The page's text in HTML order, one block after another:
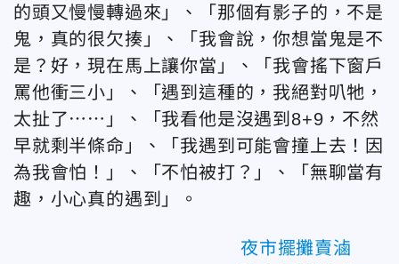
的頭又慢慢轉過來」、「那個有影子的，不是
鬼，真的很欠揍」、「我會說，你想當鬼是不
是？好，現在馬上讓你當」、「我會搖下窗戶
罵他衝三小」、「遇到這種的，我絕對叭牠，
太扯了⋯⋯」、「我看他是沒遇到8+9，不然
早就剩半條命」、「我遇到可能會撞上去！因
為我會怕！」、「不怕被打？」、「無聊當有
趣，小心真的遇到」。
夜市擺攤賣滷